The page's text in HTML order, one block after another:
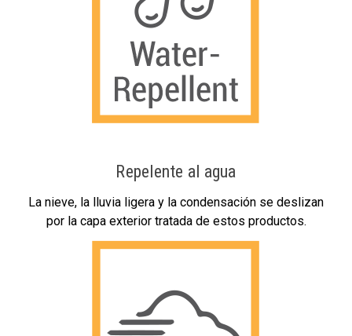
Repelente al agua
La nieve, la lluvia ligera y la condensación se deslizan
por la capa exterior tratada de estos productos.